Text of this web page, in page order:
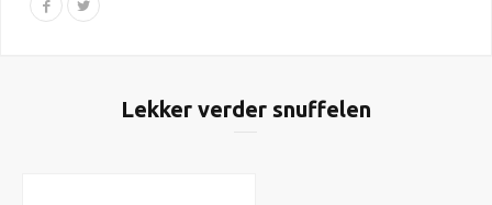
Lekker verder snuffelen